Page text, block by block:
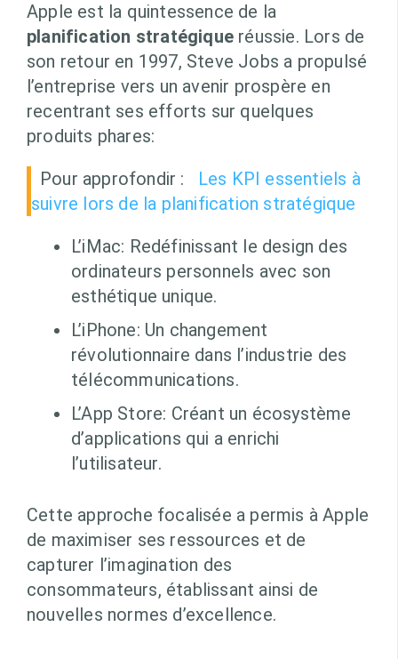
Apple est la quintessence de la
planification stratégique réussie. Lors de
son retour en 1997, Steve Jobs a propulsé
l’entreprise vers un avenir prospère en
recentrant ses efforts sur quelques
produits phares:
Pour approfondir :
Les KPI essentiels à
suivre lors de la planification stratégique
L’iMac: Redéfinissant le design des
ordinateurs personnels avec son
esthétique unique.
L’iPhone: Un changement
révolutionnaire dans l’industrie des
télécommunications.
L’App Store: Créant un écosystème
d’applications qui a enrichi
l’utilisateur.
Cette approche focalisée a permis à Apple
de maximiser ses ressources et de
capturer l’imagination des
consommateurs, établissant ainsi de
nouvelles normes d’excellence.